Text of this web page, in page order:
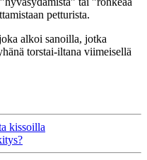
petturista.
alkoi sanoilla, jotka
torstai-iltana viimeisellä
kissoilla